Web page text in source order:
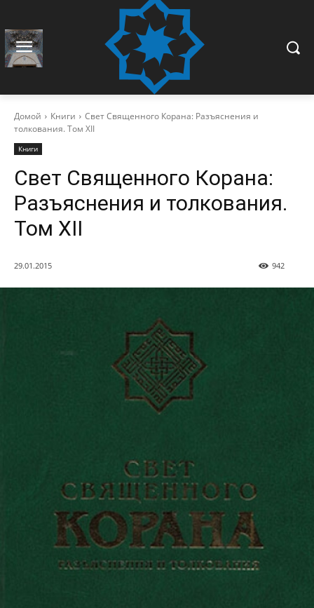
Домой Книги
Свет Cвященного Корана: Разъяснения и
толкования. Том XII
Книги
Свет Cвященного Корана:
Разъяснения и толкования.
Том XII
29.01.2015 942